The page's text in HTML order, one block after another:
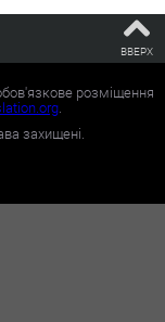
ВВЕРХ
розміщення
.
захищені.